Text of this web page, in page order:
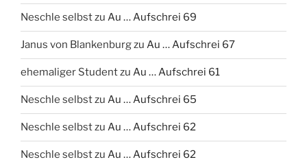
Neschle selbstzu Au … Aufschrei 69
Janus von Blankenburgzu Au … Aufschrei 67
ehemaliger Studentzu Au … Aufschrei 61
Neschle selbstzu Au … Aufschrei 65
Neschle selbstzu Au … Aufschrei 62
Neschle selbstzu Au … Aufschrei 62